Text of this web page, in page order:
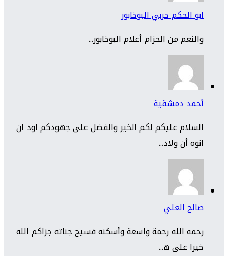
ابو الحكم حربي البوخابور
والنعم من الحزام أعلام البوخابور...
أحمد دمشقية
السلام عليكم لكم الخير والفضل على جهودكم اود ان
انوه أن ولاد...
صالح العلي
رحمه الله رحمة واسعة وأسكنه فسيح جناته جزاكم الله
خيرا على ه...